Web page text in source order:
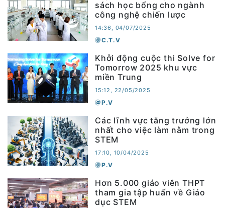
sách học bổng cho ngành
công nghệ chiến lược
14:36, 04/07/2025
C.T.V
Khởi động cuộc thi Solve for
Tomorrow 2025 khu vực
miền Trung
15:12, 22/05/2025
P.V
Các lĩnh vực tăng trưởng lớn
nhất cho việc làm nằm trong
STEM
17:10, 10/04/2025
P.V
Hơn 5.000 giáo viên THPT
tham gia tập huấn về Giáo
dục STEM